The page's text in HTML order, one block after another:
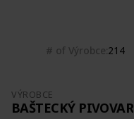
# of Výrobce 214
VÝROBCE
BAŠTECKÝ PIVOVAR